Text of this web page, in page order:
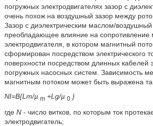
погружных электродвигателях зазор с
очень похож на воздушный зазор между
Зазор с диэлектрическим маслом/воздушный
преобладающее влияние на сопротивление
электродвигателя, в котором магнитный
сформирован посредством электрического
поверхности посредством длинных кабелей
погружных насосных систем. Зависимость
магнитным потоком может быть выражена
NI=B{Lm/µ m +Lg/µ 0 }
где N- число витков, по которым ток
электродвигатель;